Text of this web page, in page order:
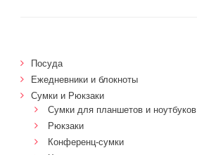
Посуда
Ежедневники и блокноты
Сумки и Рюкзаки
Сумки для планшетов и ноутбуков
Рюкзаки
Конференц-сумки